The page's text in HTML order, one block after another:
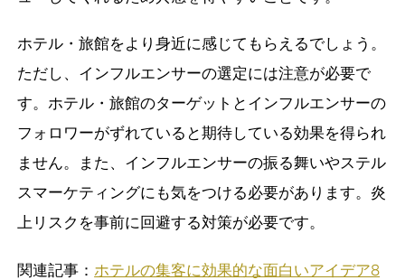
ホテル・旅館をより身近に感じてもらえるでしょう。
ただし、インフルエンサーの選定には注意が必要で
す。ホテル・旅館のターゲットとインフルエンサーの
フォロワーがずれていると期待している効果を得られ
ません。また、インフルエンサーの振る舞いやステル
スマーケティングにも気をつける必要があります。炎
上リスクを事前に回避する対策が必要です。
関連記事： ホテルの集客に効果的な面白いアイデア8